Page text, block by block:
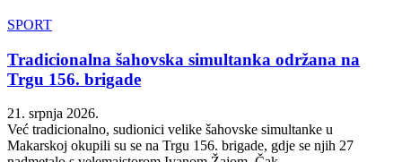
SPORT
Tradicionalna šahovska simultanka održana na
Trgu 156. brigade
21. srpnja 2026.
Već tradicionalno, sudionici velike šahovske simultanke u
Makarskoj okupili su se na Trgu 156. brigade, gdje se njih 27